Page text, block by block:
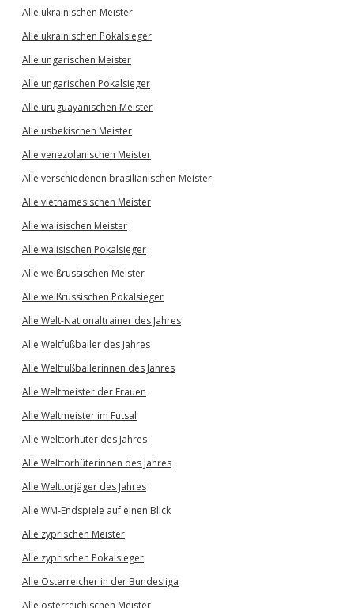
Alle ukrainischen Meister
Alle ukrainischen Pokalsieger
Alle ungarischen Meister
Alle ungarischen Pokalsieger
Alle uruguayanischen Meister
Alle usbekischen Meister
Alle venezolanischen Meister
Alle verschiedenen brasilianischen Meister
Alle vietnamesischen Meister
Alle walisischen Meister
Alle walisischen Pokalsieger
Alle weißrussischen Meister
Alle weißrussischen Pokalsieger
Alle Welt-Nationaltrainer des Jahres
Alle Weltfußballer des Jahres
Alle Weltfußballerinnen des Jahres
Alle Weltmeister der Frauen
Alle Weltmeister im Futsal
Alle Welttorhüter des Jahres
Alle Welttorhüterinnen des Jahres
Alle Welttorjäger des Jahres
Alle WM-Endspiele auf einen Blick
Alle zyprischen Meister
Alle zyprischen Pokalsieger
Alle Österreicher in der Bundesliga
Alle österreichischen Meister